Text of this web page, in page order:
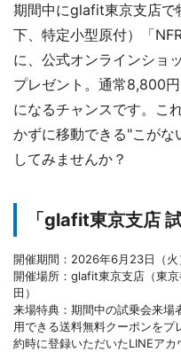
期間中にglafit東京支店で
下、特定小型原付）「
に、公式オンラインショ
プレゼント。通常8,800
になるチャンスです。こ
かずに移動できる"こが
してみませんか？
「glafit東京支店
開催期間：2026年6月23日（
開催場所：glafit東京支店（東
田）
来場特典：期間中の試乗会来場
用できる送料無料クーポンを
約時に登録いただいたLINEア